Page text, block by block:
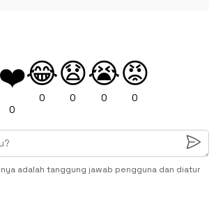
❤️
0
😂
0
😧
0
😭
0
😡
0
adalah tanggung jawab pengguna dan diatur